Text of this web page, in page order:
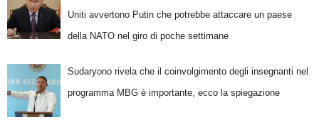
Uniti avvertono Putin che potrebbe attaccare un paese
della NATO nel giro di poche settimane
Sudaryono rivela che il coinvolgimento degli insegnanti nel
programma MBG è importante, ecco la spiegazione